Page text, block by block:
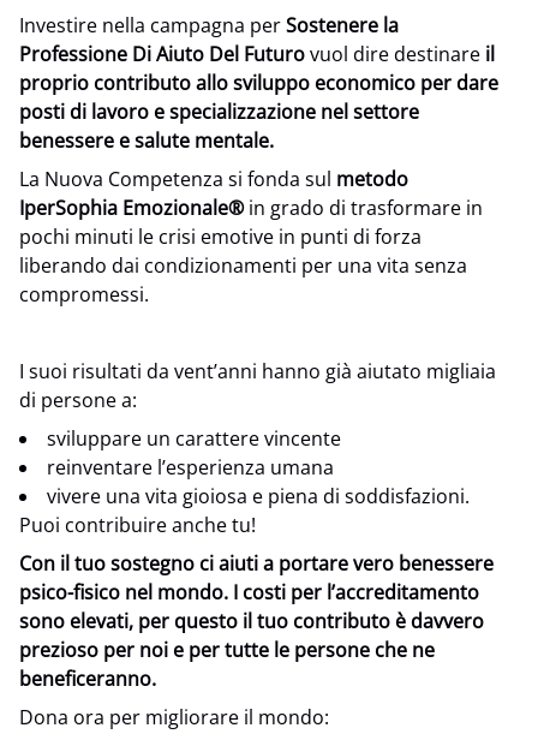
Investire nella campagna perSostenere la
Professione Di Aiuto Del Futurovuol dire destinare il
proprio contributo allo sviluppo economico per dare
posti di lavoro e specializzazione nel settore
benessere e salute mentale.
La Nuova Competenza si fonda sul metodo
IperSophia Emozionale®in grado di trasformare in
pochi minuti le crisi emotive in punti di forza
liberando dai condizionamenti per una vita senza
compromessi.
I suoi risultati da vent’anni hanno già aiutato migliaia
di persone a:
sviluppare un carattere vincente
reinventare l’esperienza umana
vivere una vita gioiosa e piena di soddisfazioni.
Puoi contribuire anche tu!
Con il tuo sostegno ci aiuti a portare vero benessere
psico-fisico nel mondo. I costi per l’accreditamento
sono elevati, per questo il tuo contributo è davvero
prezioso per noi e per tutte le persone che ne
beneficeranno.
Dona ora per migliorare il mondo: